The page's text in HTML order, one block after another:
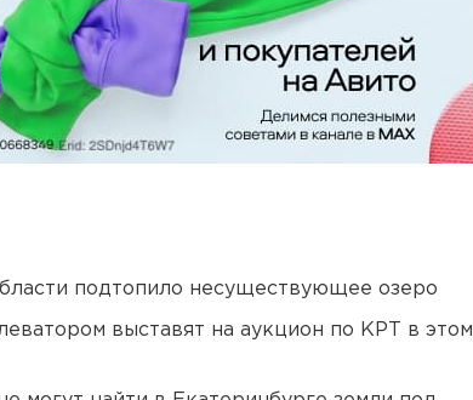
подтопило несуществующее озеро
выставят на аукцион по КРТ в этом